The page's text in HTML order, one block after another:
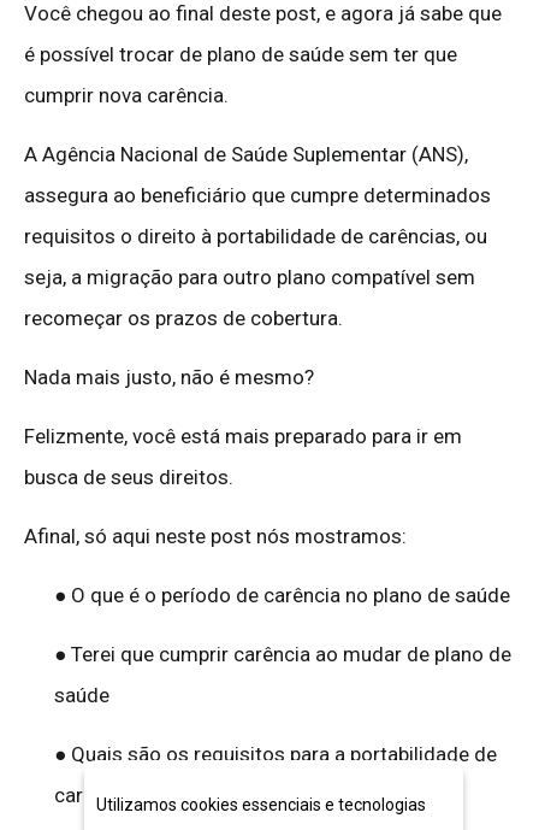
Você chegou ao final deste post, e agora já sabe que
é possível trocar de plano de saúde sem ter que
cumprir nova carência.
A Agência Nacional de Saúde Suplementar (ANS),
assegura ao beneficiário que cumpre determinados
requisitos o direito à portabilidade de carências, ou
seja, a migração para outro plano compatível sem
recomeçar os prazos de cobertura.
Nada mais justo, não é mesmo?
Felizmente, você está mais preparado para ir em
busca de seus direitos.
Afinal, só aqui neste post nós mostramos:
● O que é o período de carência no plano de saúde
● Terei que cumprir carência ao mudar de plano de
saúde
● Quais são os requisitos para a portabilidade de
carênciasUtilizamos cookies essenciais e tecnologias